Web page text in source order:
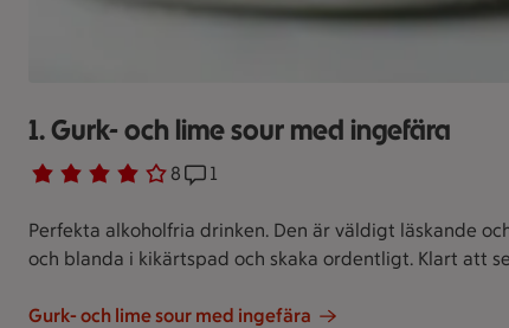
1. Gurk- och lime sour med ingefära
Betyg 4 av 5. 8
8 personer har röstatReceptet har 1 kommentarer
1
Perfekta alkoholfria drinken. Den är väldigt läskande
och blanda i kikärtspad och skaka ordentligt. Klart att
Gurk- och lime sour med ingefära